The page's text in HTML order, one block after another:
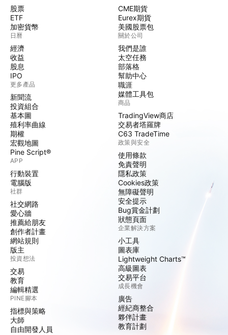
股票
ETF
加密貨幣
日曆
經濟
收益
股息
IPO
更多產品
新聞流
投資組合
基本圖
殖利率曲線
期權
宏觀地圖
Pine Script®
APP
行動裝置
電腦版
社群
社交網路
愛心牆
推薦給朋友
創作者計畫
網站規則
版主
投資想法
交易
教育
編輯精選
PINE腳本
指標與策略
大師
自由開發人員
CME期貨
Eurex期貨
美國股票包
關於公司
我們是誰
太空任務
部落格
幫助中心
職涯
媒體工具包
商品
TradingView商店
交易者塔羅牌
C63 TradeTime
政策與安全
使用條款
免責聲明
隱私政策
Cookies政策
無障礙聲明
安全提示
Bug賞金計劃
狀態頁面
企業解決方案
小工具
圖表庫
Lightweight Charts™
高級圖表
交易平台
成長機會
廣告
經紀商整合
夥伴計畫
教育計劃